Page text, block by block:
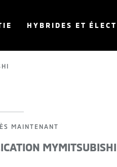
HYBRIDES ET
MAINTENANT
MYMITSUBISHI